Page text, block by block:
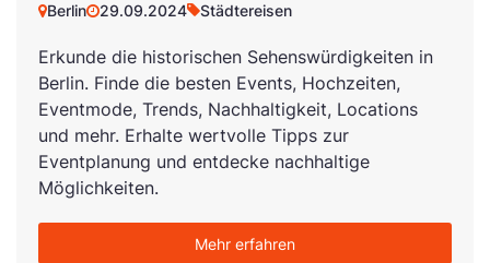
Berlin 29.09.2024 Städtereisen
Erkunde die historischen Sehenswürdigkeiten in
Berlin. Finde die besten Events, Hochzeiten,
Eventmode, Trends, Nachhaltigkeit, Locations
und mehr. Erhalte wertvolle Tipps zur
Eventplanung und entdecke nachhaltige
Möglichkeiten.
Mehr erfahren